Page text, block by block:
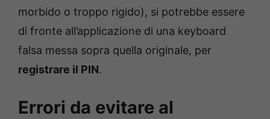
morbido o troppo rigido), si potrebbe essere
di fronte all’applicazione di una keyboard
falsa messa sopra quella originale, per
registrare il PIN.
Errori da evitare al